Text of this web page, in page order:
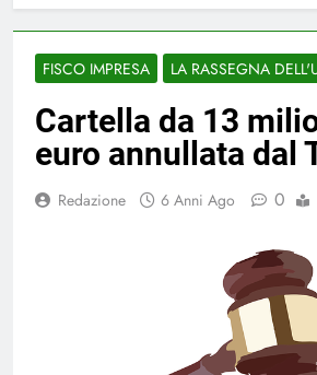
FISCO IMPRESA LA RASSEGNA
Cartella da 13
euro annullata dal
Redazione 6 Anni Ago 0